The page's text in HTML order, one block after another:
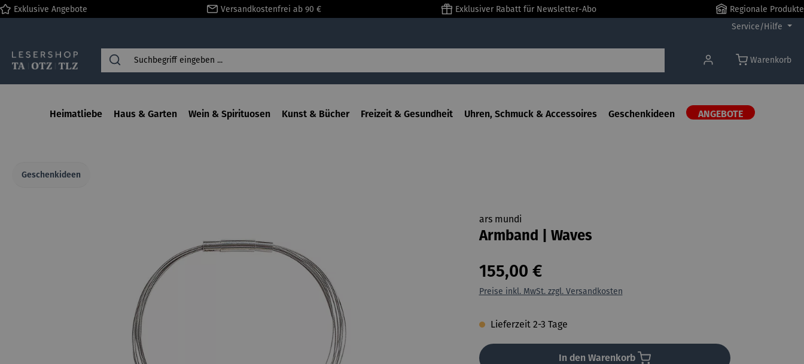
Zur Hauptnavigation springen
Exklusive Angebote Versandkostenfrei ab 90 € Exklusiver Rabatt für Newsletter-Abo
Regionale Produkte
Service/Hilfe
Warenkorb
Heimatliebe Haus & Garten Wein & Spirituosen Kunst & Bücher Freizeit & Gesundheit Uhren, Schmuck & Accessoires Geschenkideen ANGEBOTE
Geschenkideen
ars mundi
Armband | Waves
155,00 €
Preise inkl. MwSt. zzgl. Versandkosten
Lieferzeit 2-3 Tage
In den Warenkorb